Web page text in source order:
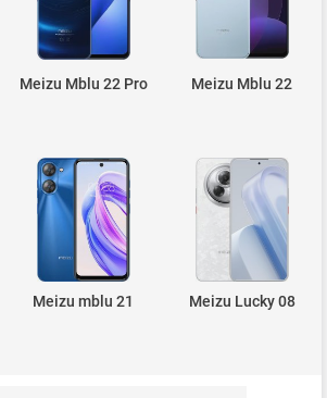
Meizu Mblu 22 Pro Meizu Mblu 22
Meizu mblu 21 Meizu Lucky 08